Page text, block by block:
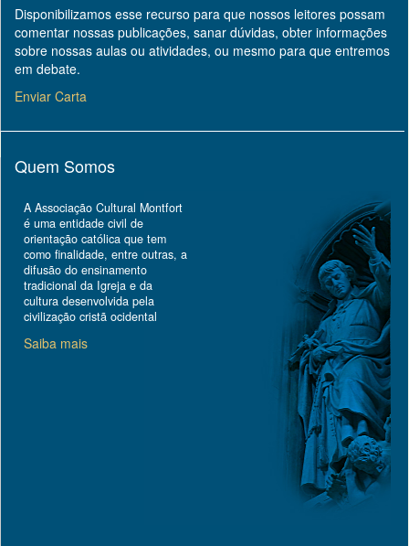
Disponibilizamos esse recurso para que nossos leitores possam
comentar nossas publicações, sanar dúvidas, obter informações
sobre nossas aulas ou atividades, ou mesmo para que entremos
em debate.
Enviar Carta
Quem Somos
A Associação Cultural Montfort
é uma entidade civil de
orientação católica que tem
como finalidade, entre outras, a
difusão do ensinamento
tradicional da Igreja e da
cultura desenvolvida pela
civilização cristã ocidental
Saiba mais